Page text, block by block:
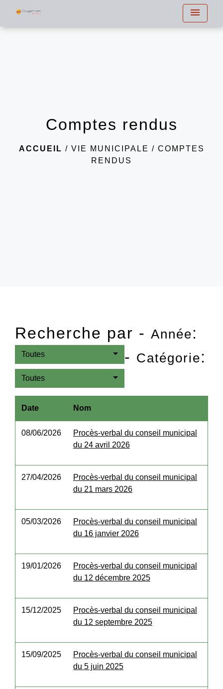
menu
Comptes rendus
ACCUEIL / VIE MUNICIPALE / COMPTES
RENDUS
Recherche par - Année:
Toutes - Catégorie:
Toutes
Date Nom
08/06/2026
Procès-verbal du conseil municipal
du 24 avril 2026
27/04/2026
Procès-verbal du conseil municipal
du 21 mars 2026
05/03/2026
Procès-verbal du conseil municipal
du 16 janvier 2026
19/01/2026
Procès-verbal du conseil municipal
du 12 décembre 2025
15/12/2025
Procès-verbal du conseil municipal
du 12 septembre 2025
15/09/2025
Procès-verbal du conseil municipal
du 5 juin 2025